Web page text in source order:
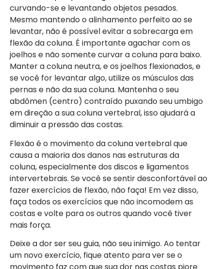
curvando-se e levantando objetos pesados.
Mesmo mantendo o alinhamento perfeito ao se
levantar, não é possível evitar a sobrecarga em
flexão da coluna. É importante agachar com os
joelhos e não somente curvar a coluna para baixo.
Manter a coluna neutra, e os joelhos flexionados, e
se você for levantar algo, utilize os músculos das
pernas e não da sua coluna. Mantenha o seu
abdômen (centro) contraído puxando seu umbigo
em direção a sua coluna vertebral, isso ajudará a
diminuir a pressão das costas.
Flexão é o movimento da coluna vertebral que
causa a maioria dos danos nas estruturas da
coluna, especialmente dos discos e ligamentos
intervertebrais. Se você se sentir desconfortável ao
fazer exercícios de flexão, não faça! Em vez disso,
faça todos os exercícios que não incomodem as
costas e volte para os outros quando você tiver
mais força.
Deixe a dor ser seu guia, não seu inimigo. Ao tentar
um novo exercício, fique atento para ver se o